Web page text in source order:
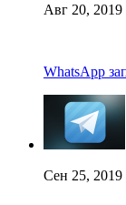
Авг 20, 2019
WhatsApp
Сен 25, 2019